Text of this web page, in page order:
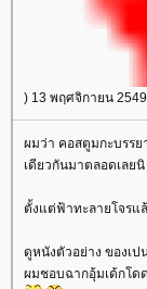
) 13 พฤศจิกายน
ผมว่า คอสตูมกะบรร
เดียวกันมาตลอดเลยนิ
ตั้งแต่ฟ้าทะลายโจรแ
ดูหนังตัวอย่าง ของเ
ผมชอบฉากอุ้มเด้กโด